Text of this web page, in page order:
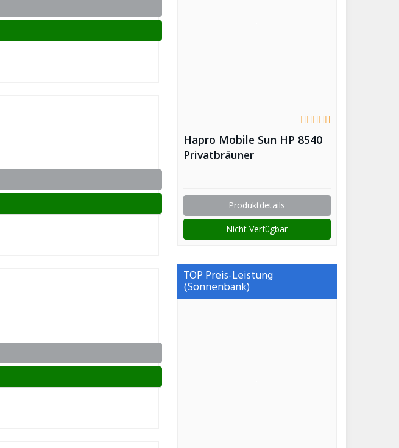
Hapro Mobile Sun HP 8540
Privatbräuner
Produktdetails
Nicht Verfügbar
TOP Preis-Leistung
(Sonnenbank)